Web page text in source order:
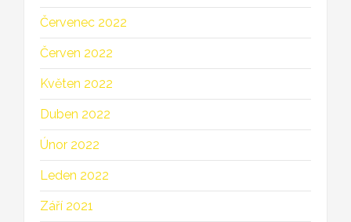
Červenec 2022
Červen 2022
Květen 2022
Duben 2022
Únor 2022
Leden 2022
Září 2021